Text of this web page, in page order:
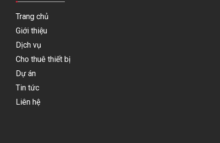
Trang chủ
Giới thiệu
Dịch vụ
Cho thuê thiết bị
Dự án
Tin tức
Liên hệ